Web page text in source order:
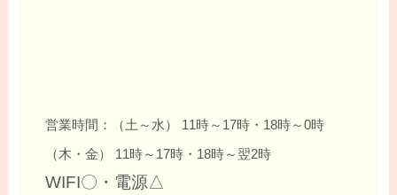
営業時間：（土～水） 11時～17時・18時～0時
（木・金） 11時～17時・18時～翌2時
WIFI〇・電源△